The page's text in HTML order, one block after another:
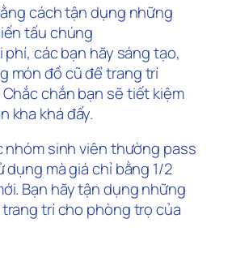
cách tận dụng những
tấu chúng
các bạn hãy sáng tạo,
món đồ cũ để trang trí
chắn bạn sẽ tiết kiệm
kha khá đấy.
nhóm sinh viên thường pass
dụng mà giá chỉ bằng 1/2
Bạn hãy tận dụng những
trí cho phòng trọ của